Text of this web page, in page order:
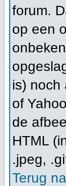
forum.
op een
is) noch
of
de
HTML
.jpeg,
Terug